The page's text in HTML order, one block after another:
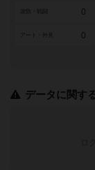
0
アート・外見 0
データに関す